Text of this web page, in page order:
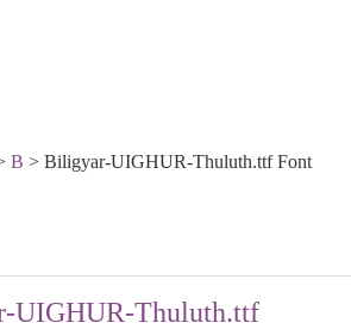
B > Biligyar-UIGHUR-Thuluth.ttf Font
UIGHUR-Thuluth.ttf